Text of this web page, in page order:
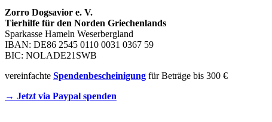
Zorro Dogsavior e. V.
Tierhilfe für den Norden Griechenlands
Sparkasse Hameln Weserbergland
IBAN: DE86 2545 0110 0031 0367 59
BIC: NOLADE21SWB
vereinfachte Spendenbescheinigung für Beträge bis 300 €
→ Jetzt via Paypal spenden